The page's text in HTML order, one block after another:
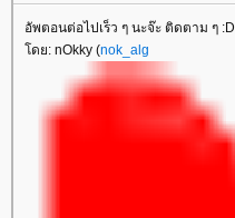
อัพตอนต่อไปเร็ว ๆ นะจ๊ะ ติดตาม ๆ :D
ดย: nOkky (nok_alg